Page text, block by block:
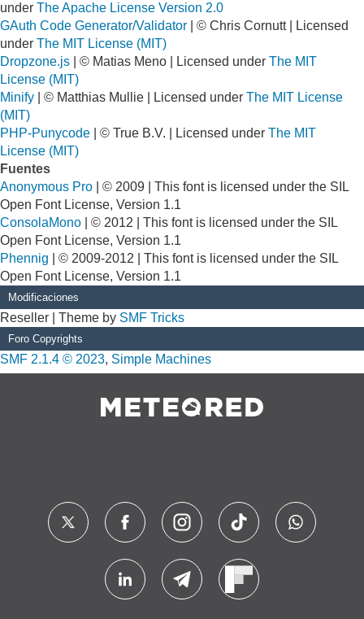
under The Apache License Version 2.0
GAuth Code Generator/Validator | © Chris Cornutt | Licensed
under The MIT License (MIT)
Dropzone.js | © Matias Meno | Licensed under The MIT
License (MIT)
Minify | © Matthias Mullie | Licensed under The MIT License
(MIT)
PHP-Punycode | © True B.V. | Licensed under The MIT
License (MIT)
Fuentes
Anonymous Pro | © 2009 | This font is licensed under the SIL
Open Font License, Version 1.1
ConsolaMono | © 2012 | This font is licensed under the SIL
Open Font License, Version 1.1
Phennig | © 2009-2012 | This font is licensed under the SIL
Open Font License, Version 1.1
Modificaciones
Reseller | Theme by SMF Tricks
Foro Copyrights
SMF 2.1.4 © 2023, Simple Machines